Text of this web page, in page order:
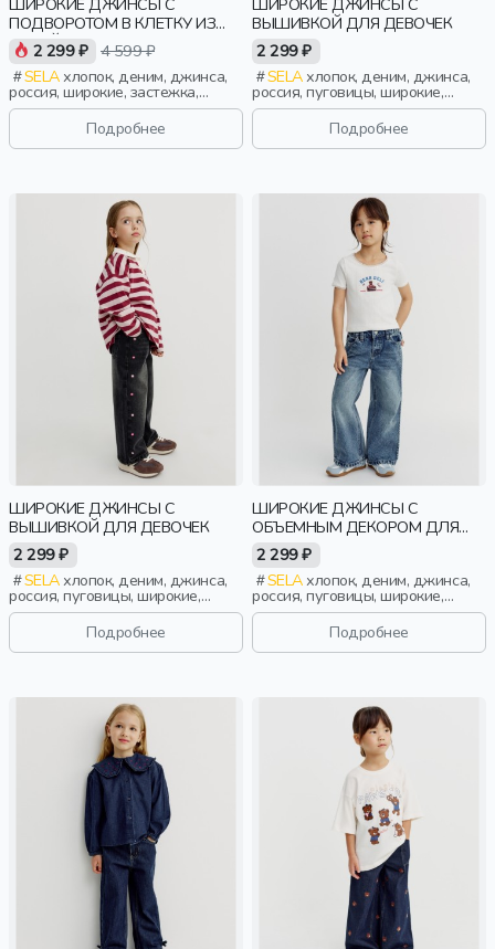
ПОДВОРОТОМ В КЛЕТКУ ИЗ
ЛИНЕЙКИ YOUNG
2 299 ₽ 4 599 ₽
SELAхлопок, деним, джинса,
россия, широкие, застежка,
клетка, классика, девочки,
старшеклассники, дети
Подробнее
ВЫШИВКОЙ ДЛЯ ДЕВОЧЕК
2 299 ₽
SELAхлопок, деним, джинса,
россия, пуговицы, широкие,
прямые, резинка, застежка,
свободные, вышивка, пояс,
эластичные, винтаж, девочки,
дети
Подробнее
ШИРОКИЕ ДЖИНСЫ С
ВЫШИВКОЙ ДЛЯ ДЕВОЧЕК
2 299 ₽
SELAхлопок, деним, джинса,
россия, пуговицы, широкие,
прямые, резинка, застежка,
свободные, вышивка, пояс,
эластичные, винтаж, девочки,
дети
Подробнее
ШИРОКИЕ ДЖИНСЫ С
ОБЪЕМНЫМ ДЕКОРОМ ДЛЯ
ДЕВОЧЕК
2 299 ₽
SELAхлопок, деним, джинса,
россия, пуговицы, широкие,
прямые, резинка, застежка,
свободные, пояс, объемные,
эластичные, винтаж, девочки,
дети
Подробнее